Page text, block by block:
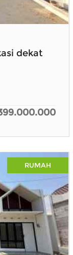
dekat
RUMAH